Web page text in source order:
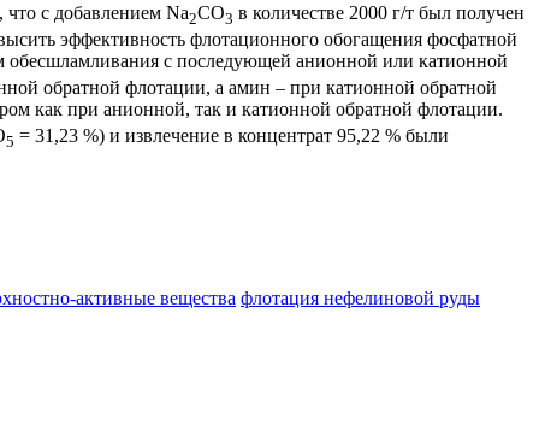
что с добавлением Na2CO3 в количестве 2000 г/т был получен
эффективность флотационного обогащения фосфатной
с последующей анионной или катионной
обратной флотации, а амин – при катионной обратной
как при анионной, так и катионной обратной флотации.
5 = 31,23 %) и извлечение в концентрат 95,22 % были
активные вещества флотация нефелиновой руды